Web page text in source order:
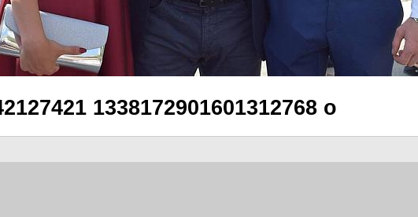
1338172901601312768 o